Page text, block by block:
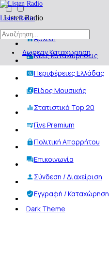
Listen Radio
Δωρεαν Καταχωρηση
Listen Radio
Αρχική
Νέες Καταχωρήσεις
Περιφέρειες Ελλάδας
Είδος Μουσικής
Στατιστικά Top 20
Γίνε Premium
Πολιτική Απορρήτου
Επικοινωνία
Σύνδεση / Διαχείριση
Εγγραφή / Καταχώρηση
Dark Theme